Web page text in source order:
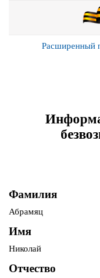
Расширенный
Фамилия
Абрамяц
Имя
Николай
Отчество